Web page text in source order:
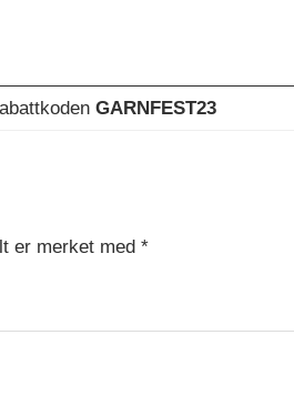
GARNFEST23
er merket med *